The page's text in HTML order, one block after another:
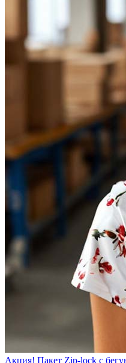
Акция! Пакет Zip-lock с